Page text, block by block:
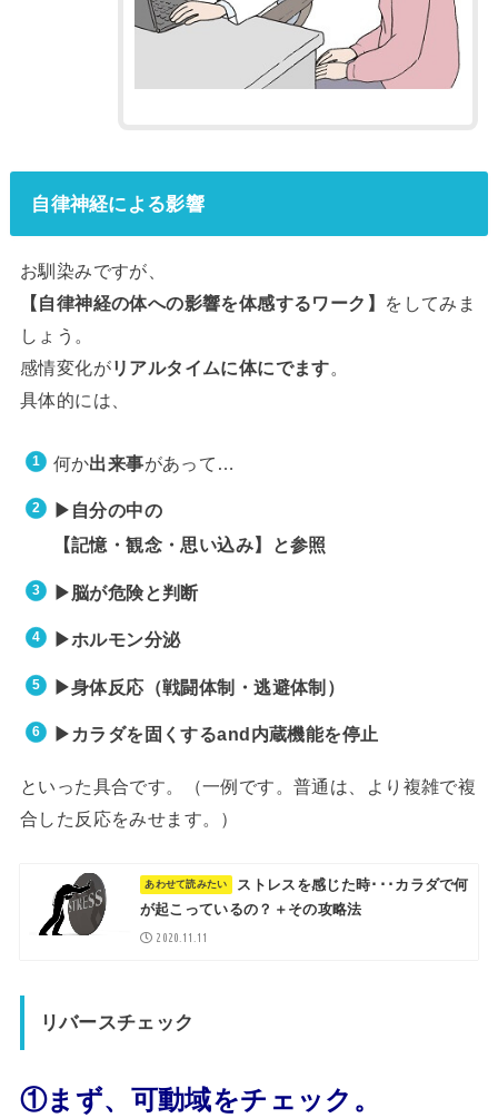
自律神経による影響
お馴染みですが、
【自律神経の体への影響を体感するワーク】
をしてみま
しょう。
感情変化がリアルタイムに体にでます。
具体的には、
何か出来事があって…
▶︎自分の中の
【記憶・観念・思い込み】と参照
▶︎脳が危険と判断
▶︎ホルモン分泌
▶︎身体反応（戦闘体制・逃避体制）
▶︎カラダを固くするand内蔵機能を停止
といった具合です。（一例です。普通は、より複雑で複
合した反応をみせます。）
ストレスを感じた時･･･カラダで何
が起こっているの？＋その攻略法
2020.11.11
リバースチェック
①まず、 可動域をチェック。